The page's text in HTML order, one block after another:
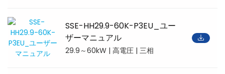
SSE-HH29.9-60K-P3EU_ユー
ザーマニュアル
29.9～60kW | 高電圧 | 三相